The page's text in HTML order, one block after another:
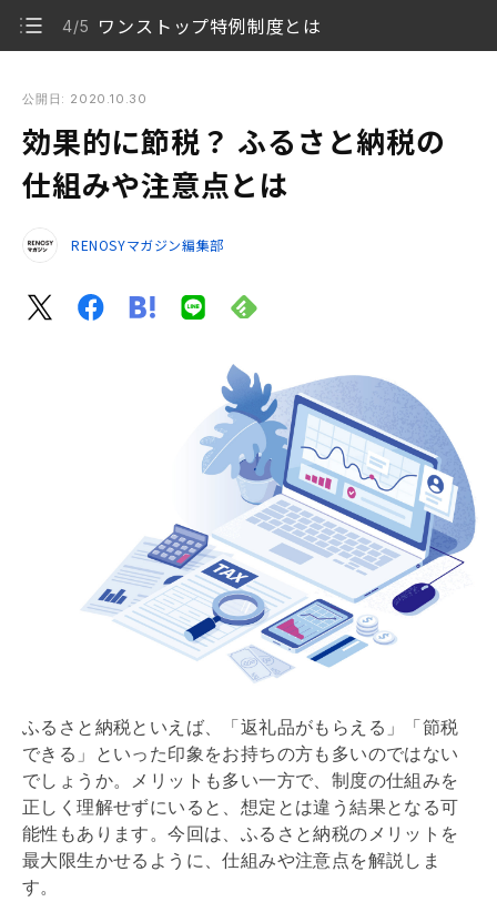
4/5 ワンストップ特例制度とは
1/5 ふるさと納税で住民税が控除される仕組み
2/5 寄付すると住民税・所得税が安くなる？
3/5 ふるさと納税を利用するといくら控除される？
4/5 ワンストップ特例制度とは
公開日: 2020.10.30
効果的に節税？ ふるさと納税の
仕組みや注意点とは
RENOSYマガジン編集部
ふるさと納税といえば、「返礼品がもらえる」「節税
できる」といった印象をお持ちの方も多いのではない
でしょうか。メリットも多い一方で、制度の仕組みを
正しく理解せずにいると、想定とは違う結果となる可
能性もあります。今回は、ふるさと納税のメリットを
最大限生かせるように、仕組みや注意点を解説しま
す。